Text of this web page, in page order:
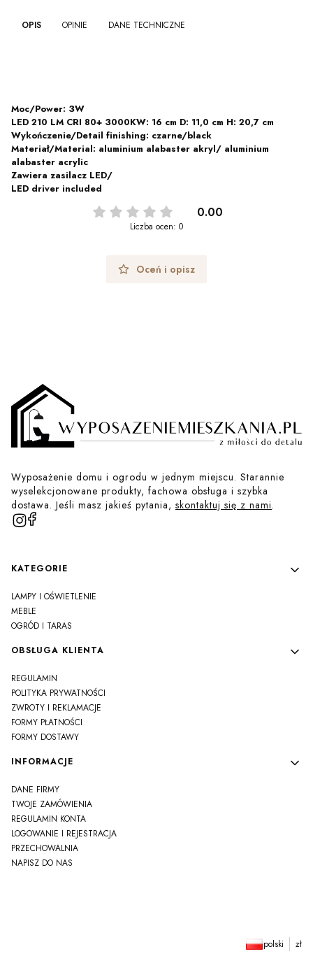
OPIS OPINIE DANE TECHNICZNE
Moc/Power: 3W
LED 210 LM CRI 80+ 3000KW: 16 cm D: 11,0 cm H: 20,7 cm
Wykończenie/Detail finishing: czarne/black
Materiał/Material: aluminium alabaster akryl/ aluminium
alabaster acrylic
Zawiera zasilacz LED/
LED driver included
0.00
Liczba ocen: 0
Oceń i opisz
Wyposażenie domu i ogrodu w jednym miejscu. Starannie
wyselekcjonowane produkty, fachowa obsługa i szybka
dostawa. Jeśli masz jakieś pytania, skontaktuj się z nami.
Linki w stopce
KATEGORIE
LAMPY I OŚWIETLENIE
MEBLE
OGRÓD I TARAS
OBSŁUGA KLIENTA
REGULAMIN
POLITYKA PRYWATNOŚCI
ZWROTY I REKLAMACJE
FORMY PŁATNOŚCI
FORMY DOSTAWY
INFORMACJE
DANE FIRMY
TWOJE ZAMÓWIENIA
REGULAMIN KONTA
LOGOWANIE I REJESTRACJA
PRZECHOWALNIA
NAPISZ DO NAS
polski zł